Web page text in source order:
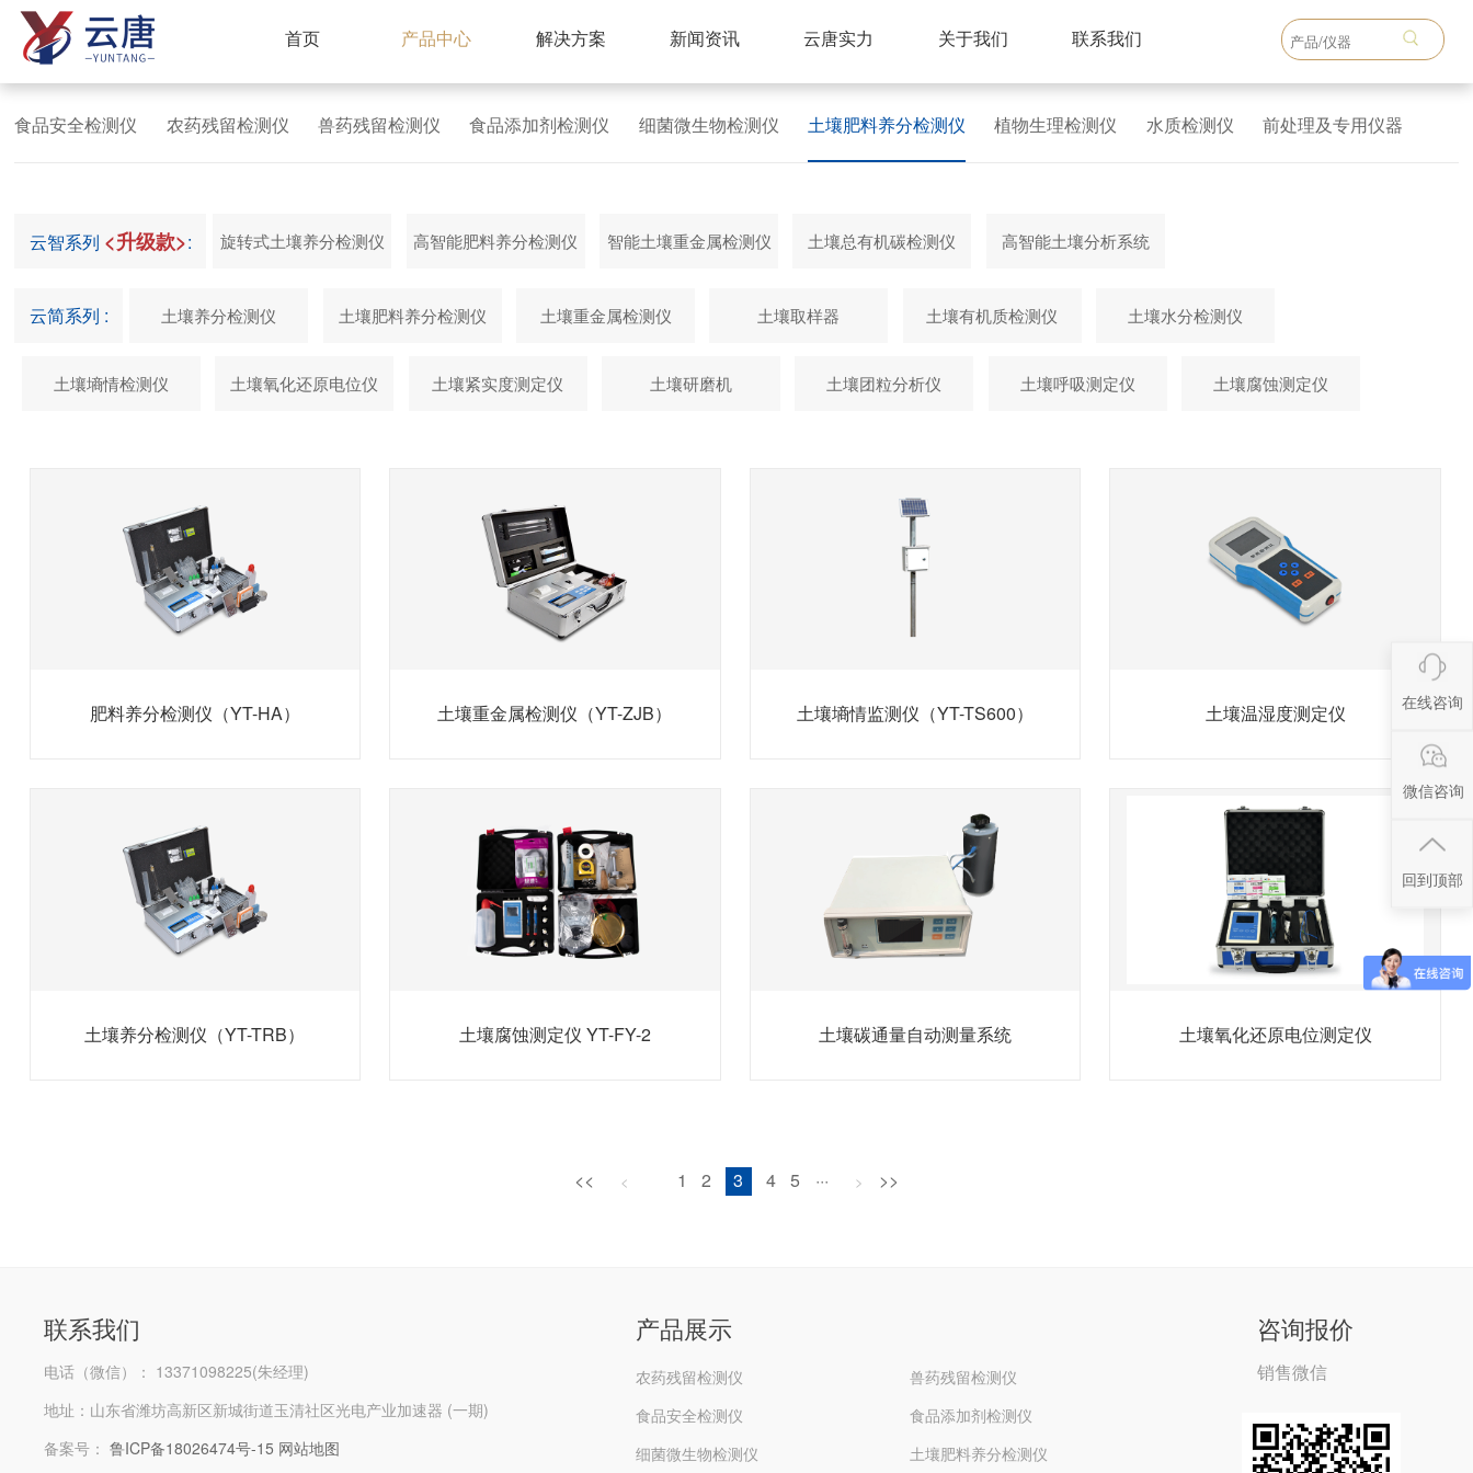
首页 产品中心 解决方案 新闻资讯 云唐实力 关于我们 联系我们
食品安全检测仪 农药残留检测仪 兽药残留检测仪 食品添加剂检测仪 细菌微生物检测仪 土壤肥料养分检测仪 植物生理检测仪 水质检测仪 前处理及专用仪器
云智系列 <升级款>: 旋转式土壤养分检测仪 高智能肥料养分检测仪 智能土壤重金属检测仪 土壤总有机碳检测仪 高智能土壤分析系统
云简系列 : 土壤养分检测仪 土壤肥料养分检测仪 土壤重金属检测仪 土壤取样器 土壤有机质检测仪 土壤水分检测仪
土壤墒情检测仪 土壤氧化还原电位仪 土壤紧实度测定仪 土壤研磨机 土壤团粒分析仪 土壤呼吸测定仪 土壤腐蚀测定仪
肥料养分检测仪（YT-HA） 土壤重金属检测仪（YT-ZJB） 土壤墒情监测仪（YT-TS600） 土壤温湿度测定仪
土壤养分检测仪（YT-TRB） 土壤腐蚀测定仪 YT-FY-2 土壤碳通量自动测量系统 土壤氧化还原电位测定仪
<< < 1 2 3 4 5 ··· > >>
联系我们
电话（微信）： 13371098225(朱经理)
地址：山东省潍坊高新区新城街道玉清社区光电产业加速器 (一期)
备案号： 鲁ICP备18026474号-15 网站地图
产品展示
农药残留检测仪
兽药残留检测仪
食品安全检测仪
食品添加剂检测仪
细菌微生物检测仪
土壤肥料养分检测仪
咨询报价
销售微信
在线咨询
微信咨询
回到顶部